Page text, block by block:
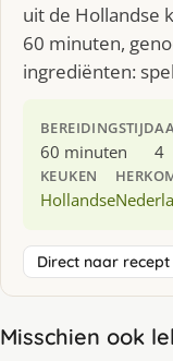
uit de Hollandse
60 minuten,
ingrediënten:
BEREIDINGSTIJD
60 minuten 4
KEUKEN
Hollandse
Direct naar recept
Misschien ook